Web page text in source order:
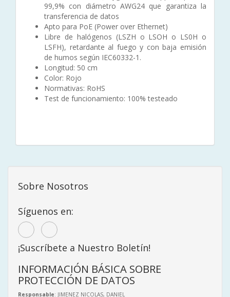
99,9% con diámetro AWG24 que garantiza la
transferencia de datos
Apto para PoE (Power over Ethernet)
Libre de halógenos (LSZH o LSOH o LS0H o
LSFH), retardante al fuego y con baja emisión
de humos según IEC60332-1.
Longitud: 50 cm
Color: Rojo
Normativas: RoHS
Test de funcionamiento: 100% testeado
Sobre Nosotros
Síguenos en:
¡Suscríbete a Nuestro Boletín!
INFORMACIÓN BÁSICA SOBRE
PROTECCIÓN DE DATOS
Responsable: JIMENEZ NICOLAS, DANIEL